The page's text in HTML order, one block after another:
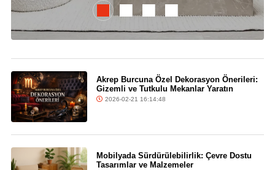
Akrep Burcuna Özel Dekorasyon Önerileri:
Gizemli ve Tutkulu Mekanlar Yaratın
2026-02-21 16:14:48
Mobilyada Sürdürülebilirlik: Çevre Dostu
Tasarımlar ve Malzemeler